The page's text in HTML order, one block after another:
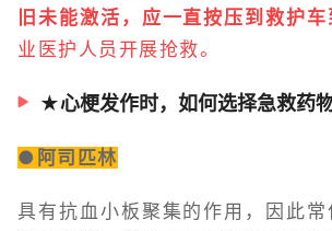
旧未能激活，应一直按压到救护车
业医护人员开展抢救。
★心梗发作时，如何选择急救药物
● 阿司匹林
具有抗血小板聚集的作用，因此